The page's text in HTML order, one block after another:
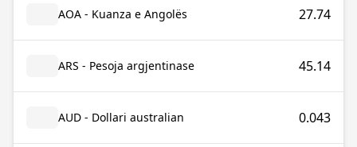
AOA - Kuanza e Angolës 27.74
ARS - Pesoja argjentinase 45.14
AUD - Dollari australian 0.043